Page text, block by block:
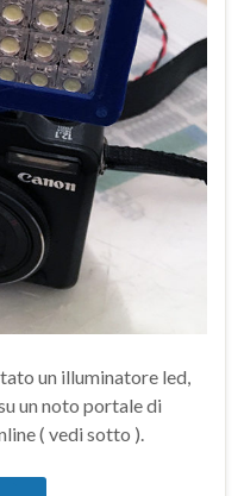
un illuminatore led,
un noto portale di
( vedi sotto ).